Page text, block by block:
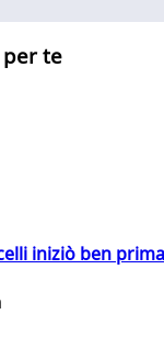
per te
iniziò ben